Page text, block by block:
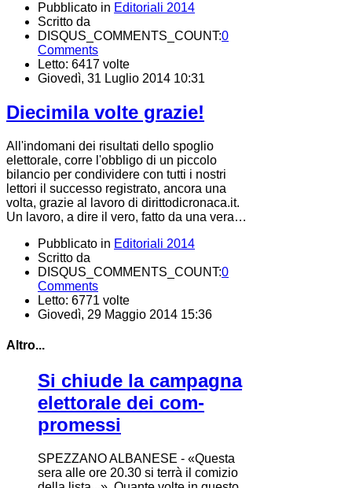
Pubblicato in Editoriali 2014
Scritto da
DISQUS_COMMENTS_COUNT:0
Comments
Letto: 6417 volte
Giovedì, 31 Luglio 2014 10:31
Diecimila volte grazie!
All'indomani dei risultati dello spoglio
elettorale, corre l'obbligo di un piccolo
bilancio per condividere con tutti i nostri
lettori il successo registrato, ancora una
volta, grazie al lavoro di dirittodicronaca.it.
Un lavoro, a dire il vero, fatto da una vera…
Pubblicato in Editoriali 2014
Scritto da
DISQUS_COMMENTS_COUNT:0
Comments
Letto: 6771 volte
Giovedì, 29 Maggio 2014 15:36
Altro...
Si chiude la campagna
elettorale dei com-
promessi
SPEZZANO ALBANESE - «Questa
sera alle ore 20.30 si terrà il comizio